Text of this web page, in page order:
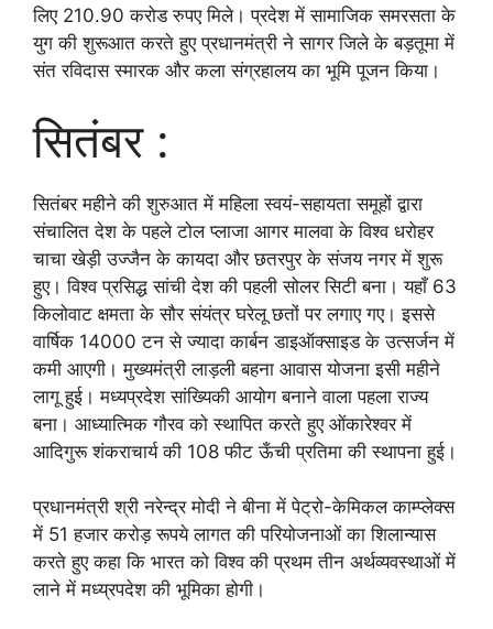
लिए 210.90 करोड रुपए मिले। प्रदेश में सामाजिक समरसता के
युग की शुरूआत करते हुए प्रधानमंत्री ने सागर जिले के बड़तूमा में
संत रविदास स्मारक और कला संग्रहालय का भूमि पूजन किया।
सितंबर :
सितंबर महीने की शुरुआत में महिला स्वयं-सहायता समूहों द्वारा
संचालित देश के पहले टोल प्लाजा आगर मालवा के विश्व धरोहर
चाचा खेड़ी उज्जैन के कायदा और छतरपुर के संजय नगर में शुरू
हुए। विश्व प्रसिद्ध सांची देश की पहली सोलर सिटी बना। यहाँ 63
किलोवाट क्षमता के सौर संयंत्र घरेलू छतों पर लगाए गए। इससे
वार्षिक 14000 टन से ज्यादा कार्बन डाइऑक्साइड के उत्सर्जन में
कमी आएगी। मुख्यमंत्री लाड़ली बहना आवास योजना इसी महीने
लागू हुई। मध्यप्रदेश सांख्यिकी आयोग बनाने वाला पहला राज्य
बना। आध्यात्मिक गौरव को स्थापित करते हुए ओंकारेश्वर में
आदिगुरू शंकराचार्य की 108 फीट ऊँची प्रतिमा की स्थापना हुई।
प्रधानमंत्री श्री नरेन्द्र मोदी ने बीना में पेट्रो-केमिकल काम्प्लेक्स
में 51 हजार करोड़ रूपये लागत की परियोजनाओं का शिलान्यास
करते हुए कहा कि भारत को विश्व की प्रथम तीन अर्थव्यवस्थाओं में
लाने में मध्य्रपदेश की भूमिका होगी।